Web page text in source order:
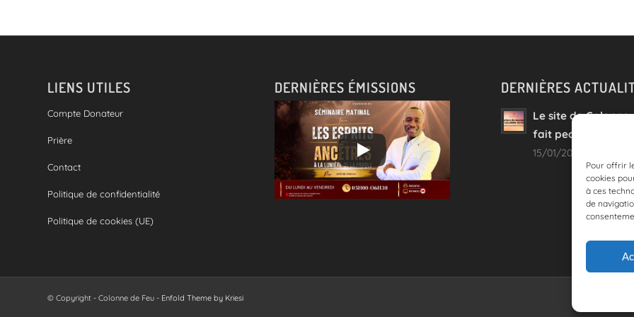
Pour offrir
cookies
à ces
de
LIENS UTILES
Compte Donateur
Prière
Contact
Politique de confidentialité
Politique de cookies (UE)
DERNIÈRES ÉMISSIONS DERNIÈRES
Le site de Colonne
fait peau neuve !
15/01/2023 - 08:54
© Copyright - Colonne de Feu - Enfold Theme by Kriesi